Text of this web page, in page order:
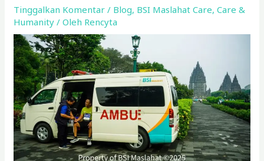
Tinggalkan Komentar / Blog, BSI Maslahat Care,Care &
Humanity / Oleh Rencyta